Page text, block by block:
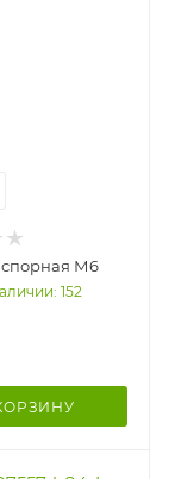
М6
152